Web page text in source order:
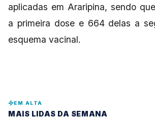
aplicadas em Araripina, sendo
a primeira dose e 664 delas a
esquema vacinal.
EM ALTA
MAIS LIDAS DA SEMANA